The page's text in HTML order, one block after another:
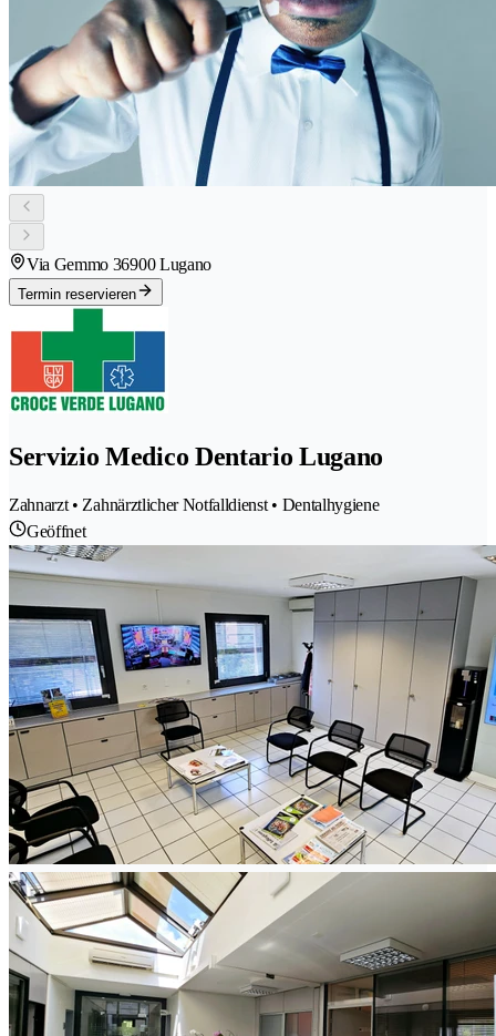
Via Gemmo 36900 Lugano
Termin reservieren
Servizio Medico Dentario Lugano
Zahnarzt • Zahnärztlicher Notfalldienst • Dentalhygiene
Geöffnet